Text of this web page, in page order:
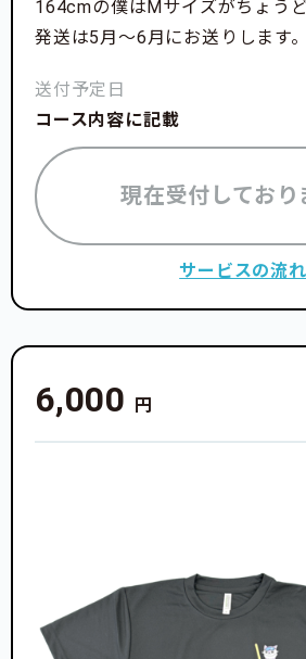
164cmの僕はMサイズがちょうど
発送は5月〜6月にお送りします。
送付予定日
コース内容に記載
現在受付しており
サービスの流れ
6,000 円